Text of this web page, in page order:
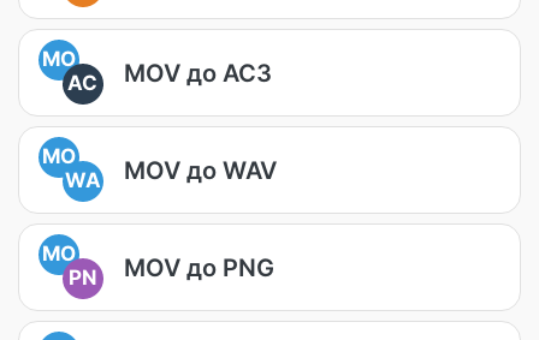
MO
AC
MOV до AC3
MO
WA
MOV до WAV
MO
PN
MOV до PNG